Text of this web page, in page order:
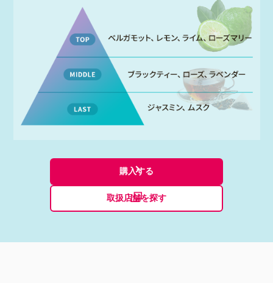
購入する
モーダルが開きます
取扱店舗を探す